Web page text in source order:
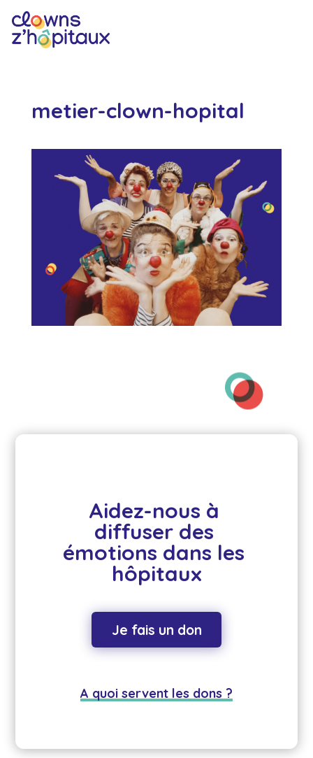
metier-clown-hopital
Aidez-nous à
diffuser des
émotions dans les
hôpitaux
Je fais un don
A quoi servent les dons ?